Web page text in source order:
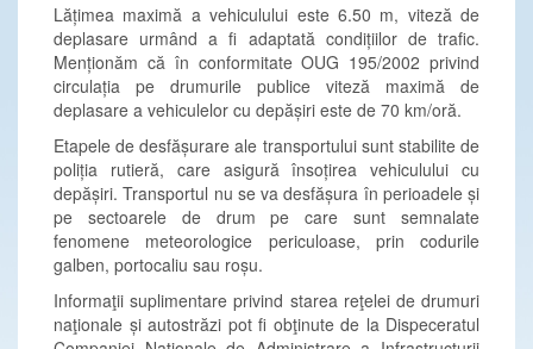
Lățimea maximă a vehiculului este 6.50 m, viteză de
deplasare urmând a fi adaptată condițiilor de trafic.
Menționăm că în conformitate OUG 195/2002 privind
circulația pe drumurile publice viteză maximă de
deplasare a vehiculelor cu depășiri este de 70 km/oră.
Etapele de desfășurare ale transportului sunt stabilite de
poliția rutieră, care asigură însoțirea vehiculului cu
depășiri. Transportul nu se va desfășura în perioadele și
pe sectoarele de drum pe care sunt semnalate
fenomene meteorologice periculoase, prin codurile
galben, portocaliu sau roșu.
Informaţii suplimentare privind starea reţelei de drumuri
naţionale și autostrăzi pot fi obţinute de la Dispeceratul